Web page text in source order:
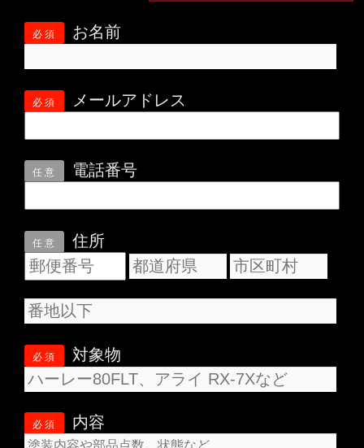
必須 お名前
必須 メールアドレス
任意 電話番号
任意 住所
必須 対象物
必須 内容